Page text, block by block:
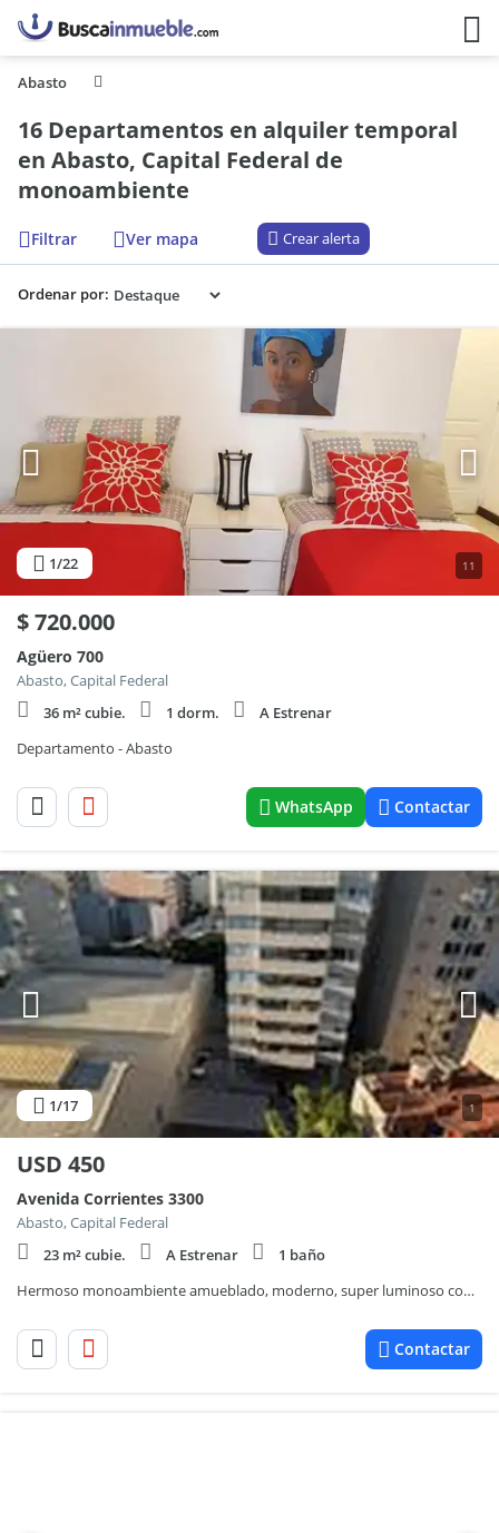
Abasto
16 Departamentos en alquiler temporal
en Abasto, Capital Federal de
monoambiente
Filtrar Ver mapa Crear alerta
Ordenar por:
1/22 11
$720.000
Agüero 700
Abasto, Capital Federal
36 m² cubie.
1 dorm.
A Estrenar
Departamento - Abasto
WhatsApp Contactar
1/17 1
USD 450
Avenida Corrientes 3300
Abasto, Capital Federal
23 m² cubie.
A Estrenar
1 baño
Hermoso monoambiente amueblado, moderno, super luminoso con vista abierta y amenities
Contactar